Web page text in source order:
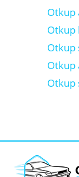
Otkup
Otkup
Otkup
Otkup
Otkup